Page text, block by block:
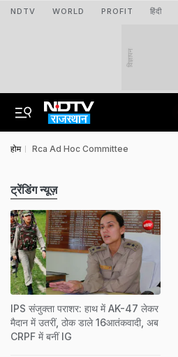
NDTV WORLD PROFIT हिंदी
विज्ञापन
होम Rca Ad Hoc Committee
ट्रेंडिंग न्यूज़
IPS संजुक्ता पराशर: हाथ में AK-47 लेकर
मैदान में उतरीं, ठोक डाले 16आतंकवादी, अब
CRPF में बनीं IG